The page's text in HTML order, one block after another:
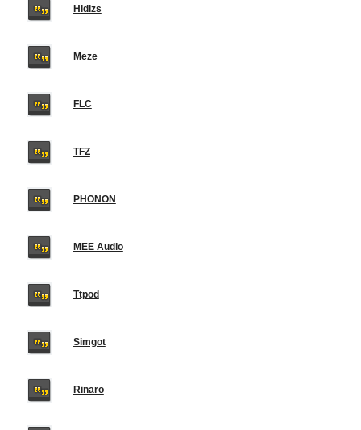
Hidizs
Meze
FLC
TFZ
PHONON
MEE Audio
Ttpod
Simgot
Rinaro